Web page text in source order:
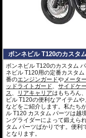
ボンネビル T120のカスタ
ボンネビル T120のカスタム
ネビル T120用の定番カスタ
番のエンジンガードやメータ
ッドライトガード、サイドケ
ス、 リアキャリアはもちろん
ビル T120の便利なアイテム
などをご紹介します。私たち
ル T120 カスタム パーツは越
ングライダーによって鍛えら
タム パーツばかりです。便利
となります。